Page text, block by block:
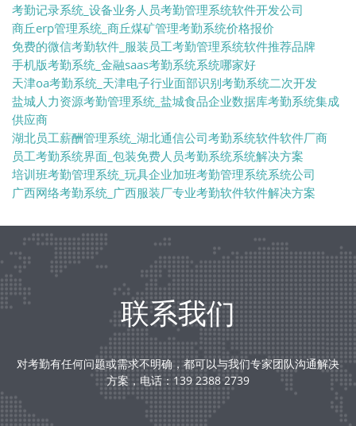
考勤记录系统_设备业务人员考勤管理系统软件开发公司
商丘erp管理系统_商丘煤矿管理考勤系统价格报价
免费的微信考勤软件_服装员工考勤管理系统软件推荐品牌
手机版考勤系统_金融saas考勤系统系统哪家好
天津oa考勤系统_天津电子行业面部识别考勤系统二次开发
盐城人力资源考勤管理系统_盐城食品企业数据库考勤系统集成
供应商
湖北员工薪酬管理系统_湖北通信公司考勤系统软件软件厂商
员工考勤系统界面_包装免费人员考勤系统系统解决方案
培训班考勤管理系统_玩具企业加班考勤管理系统系统公司
广西网络考勤系统_广西服装厂专业考勤软件软件解决方案
联系我们
对考勤有任何问题或需求不明确，都可以与我们专家团队沟通解决
方案，电话：139 2388 2739